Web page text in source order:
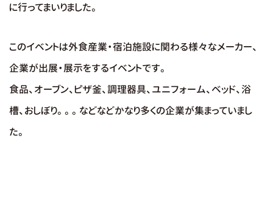
に行ってまいりました。
このイベントは外食産業・宿泊施設に関わる様々なメーカー、
企業が出展・展示をするイベントです。
食品、オーブン、ピザ釜、調理器具、ユニフォーム、ベッド、浴
槽、おしぼり。。。などなどかなり多くの企業が集まっていまし
た。